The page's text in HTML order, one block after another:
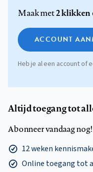
Maak met2 klikken
ACCOUNT
Heb je al een account of
Altijd toegang tot
Abonneer vandaag nog!
12 weken
Online toegang tot